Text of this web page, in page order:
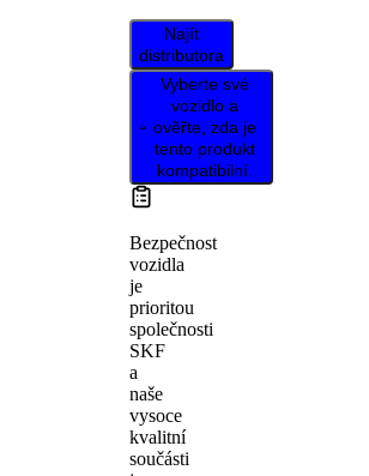
Najít
distributora
Vyberte své
vozidlo a
ověřte, zda je
tento produkt
kompatibilní.
Bezpečnost
vozidla
je
prioritou
společnosti
SKF
a
naše
vysoce
kvalitní
součásti